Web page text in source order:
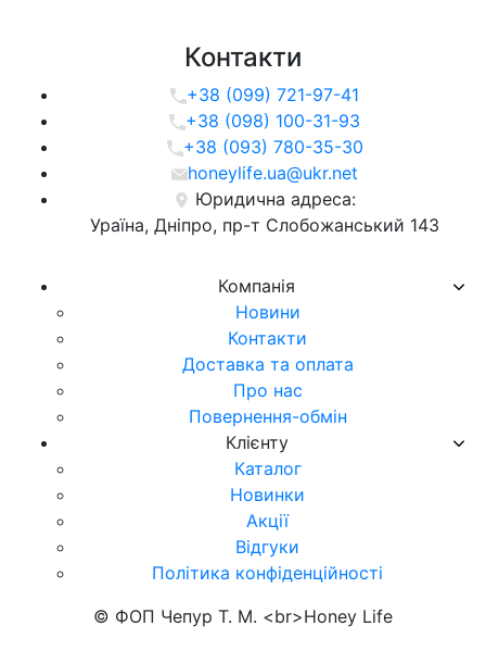
Компанія
Новини
Контакти
Доставка та оплата
Про нас
Повернення-обмін
Клієнту
Каталог
Новинки
Акції
Відгуки
Політика конфіденційності
Контакти
+38 (099) 721-97-41
+38 (098) 100-31-93
+38 (093) 780-35-30
honeylife.ua@ukr.net
Юридична адреса:
Ураїна, Дніпро, пр-т Слобожанський 143
© ФОП Чепур Т. М. <br>Honey Life